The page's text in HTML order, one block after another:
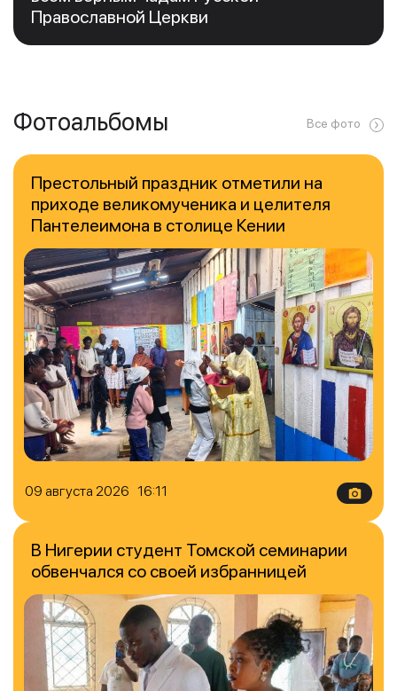
Православной Церкви
Фотоальбомы Все фото
09 августа 2026 16:11
Престольный праздник отметили на
приходе великомученика и целителя
Пантелеимона в столице Кении
В Нигерии студент Томской семинарии
обвенчался со своей избранницей